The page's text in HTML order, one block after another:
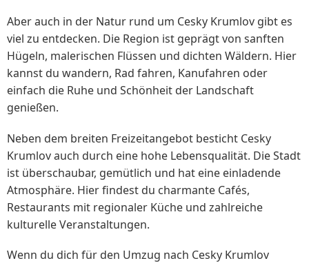
Aber auch in der Natur rund um Cesky Krumlov gibt es
viel zu entdecken. Die Region ist geprägt von sanften
Hügeln, malerischen Flüssen und dichten Wäldern. Hier
kannst du wandern, Rad fahren, Kanufahren oder
einfach die Ruhe und Schönheit der Landschaft
genießen.
Neben dem breiten Freizeitangebot besticht Cesky
Krumlov auch durch eine hohe Lebensqualität. Die Stadt
ist überschaubar, gemütlich und hat eine einladende
Atmosphäre. Hier findest du charmante Cafés,
Restaurants mit regionaler Küche und zahlreiche
kulturelle Veranstaltungen.
Wenn du dich für den Umzug nach Cesky Krumlov